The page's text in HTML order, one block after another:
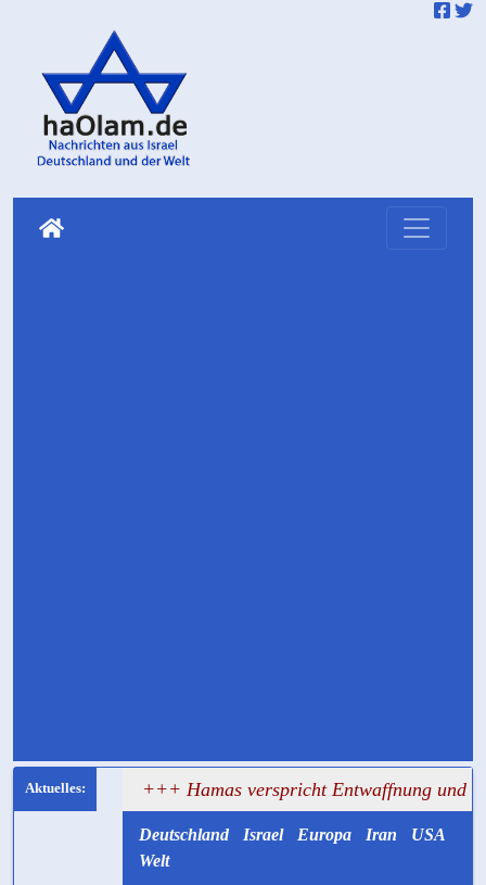
+++ Hamas verspricht Entwaffnung und ruft zugleich
Deutschland Israel Europa Iran
USA
Welt